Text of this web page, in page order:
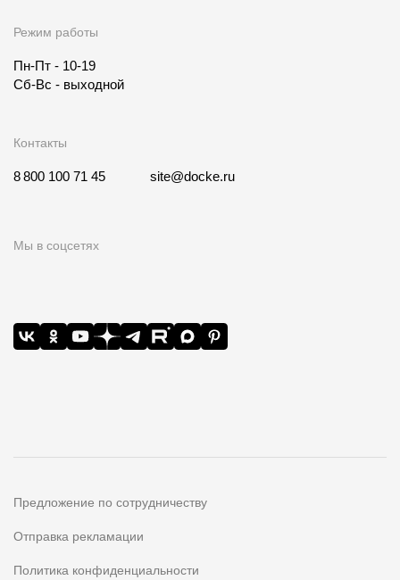
Режим работы
Пн-Пт - 10-19
Сб-Вс - выходной
Контакты
8 800 100 71 45 site@docke.ru
Мы в соцсетях
Предложение по сотрудничеству
Отправка рекламации
Политика конфиденциальности